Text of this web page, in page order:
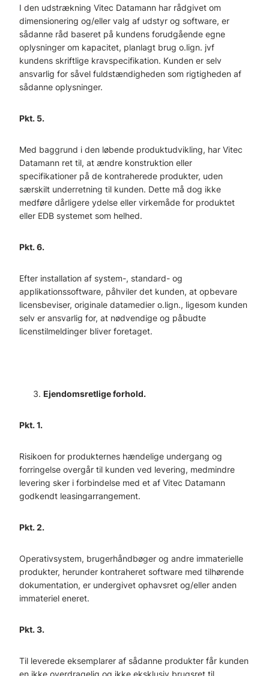
I den udstrækning Vitec Datamann har rådgivet om
dimensionering og/eller valg af udstyr og software, er
sådanne råd baseret på kundens forudgående egne
oplysninger om kapacitet, planlagt brug o.lign. jvf
kundens skriftlige kravspecifikation. Kunden er selv
ansvarlig for såvel fuldstændigheden som rigtigheden af
sådanne oplysninger.
Pkt. 5.
Med baggrund i den løbende produktudvikling, har Vitec
Datamann ret til, at ændre konstruktion eller
specifikationer på de kontraherede produkter, uden
særskilt underretning til kunden. Dette må dog ikke
medføre dårligere ydelse eller virkemåde for produktet
eller EDB systemet som helhed.
Pkt. 6.
Efter installation af system-, standard- og
applikationssoftware, påhviler det kunden, at opbevare
licensbeviser, originale datamedier o.lign., ligesom kunden
selv er ansvarlig for, at nødvendige og påbudte
licenstilmeldinger bliver foretaget.
Ejendomsretlige forhold.
Pkt. 1.
Risikoen for produkternes hændelige undergang og
forringelse overgår til kunden ved levering, medmindre
levering sker i forbindelse med et af Vitec Datamann
godkendt leasingarrangement.
Pkt. 2.
Operativsystem, brugerhåndbøger og andre immaterielle
produkter, herunder kontraheret software med tilhørende
dokumentation, er undergivet ophavsret og/eller anden
immateriel eneret.
Pkt. 3.
Til leverede eksemplarer af sådanne produkter får kunden
en ikke overdragelig og ikke eksklusiv brugsret til